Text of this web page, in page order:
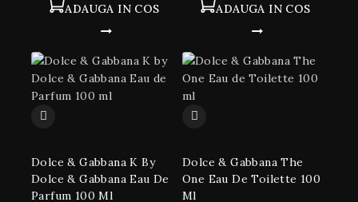
ADAUGA IN COS ADAUGA IN COS
Dolce & Gabbana K By
Dolce & Gabbana Eau De
Parfum 100 Ml
Dolce & Gabbana The
One Eau De Toilette 100
Ml